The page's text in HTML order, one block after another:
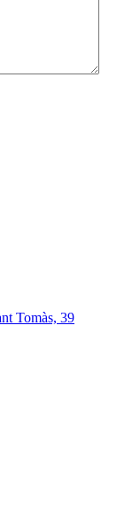
Tomàs, 39